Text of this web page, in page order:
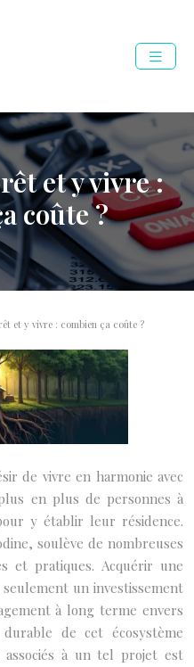
et y vivre :
coûte ?
et y vivre : combien ça coûte ?
de vivre en harmonie avec
en plus de personnes à
y établir leur résidence.
soulève de nombreuses
et pratiques. Acquérir une
un investissement
à long terme envers
de cet écosystème
associés à un tel projet est